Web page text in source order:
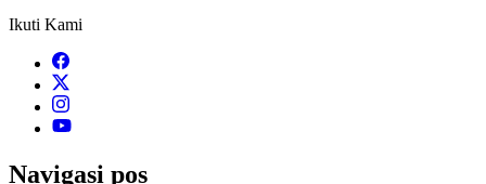
Ikuti Kami
Navigasi pos